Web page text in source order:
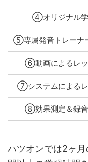
④オリジナル
⑤専属発音トレーナ
⑥動画によるレ
⑦システムによる
⑧効果測定＆録音
ハツオンでは2ヶ